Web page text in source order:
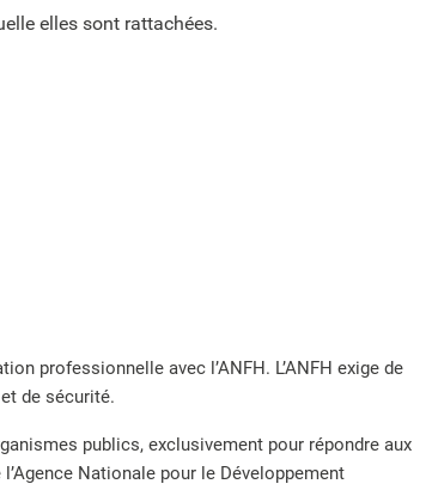
elles sont rattachées.
professionnelle avec l’ANFH. L’ANFH exige de
de sécurité.
publics, exclusivement pour répondre aux
Nationale pour le Développement